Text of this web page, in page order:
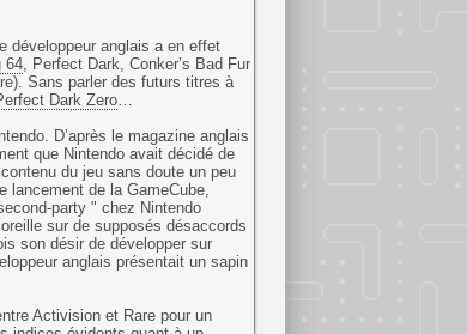
développeur anglais a en effet
64, Perfect Dark, Conker’s Bad Fur
Sans parler des futurs titres à
Dark Zero…
D’après le magazine anglais
que Nintendo avait décidé de
du jeu sans doute un peu
lancement de la GameCube,
party " chez Nintendo
sur de supposés désaccords
son désir de développer sur
anglais présentait un sapin
Activision et Rare pour un